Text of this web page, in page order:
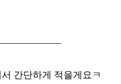
간단하게 적을게요ㅋ